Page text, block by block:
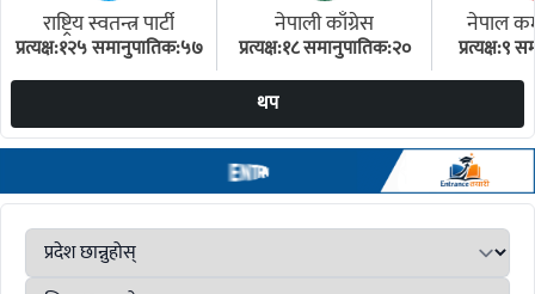
राष्ट्रिय स्वतन्त्र पार्टी
प्रत्यक्ष:१२५ समानुपातिक:५७
नेपाली काँग्रेस
प्रत्यक्ष:१८ समानुपातिक:२०
नेपाल
प्रत्यक्ष:९
थप